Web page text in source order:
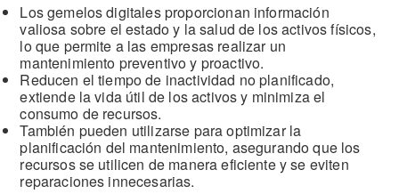
Los gemelos digitales proporcionan información
valiosa sobre el estado y la salud de los activos físicos,
lo que permite a las empresas realizar un
mantenimiento preventivo y proactivo.
Reducen el tiempo de inactividad no planificado,
extiende la vida útil de los activos y minimiza el
consumo de recursos.
También pueden utilizarse para optimizar la
planificación del mantenimiento, asegurando que los
recursos se utilicen de manera eficiente y se eviten
reparaciones innecesarias.